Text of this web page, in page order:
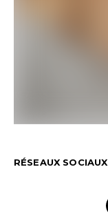
RÉSEAUX SOCIAUX